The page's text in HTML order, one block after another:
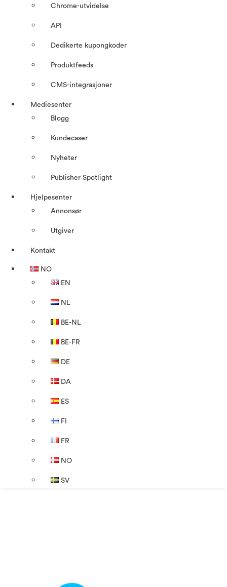
Chrome-utvidelse
API
Dedikerte kupongkoder
Produktfeeds
CMS-integrasjoner
Mediesenter
Blogg
Kundecaser
Nyheter
Publisher Spotlight
Hjelpesenter
Annonsør
Utgiver
Kontakt
NO
EN
NL
BE-NL
BE-FR
DE
DA
ES
FI
FR
NO
SV